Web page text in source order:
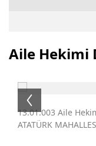
Aile Hekimi Dr İlhami
Aile Hekimi Dr Yunus
Aile Hekimi
13.01.003 Aile
ATATÜRK